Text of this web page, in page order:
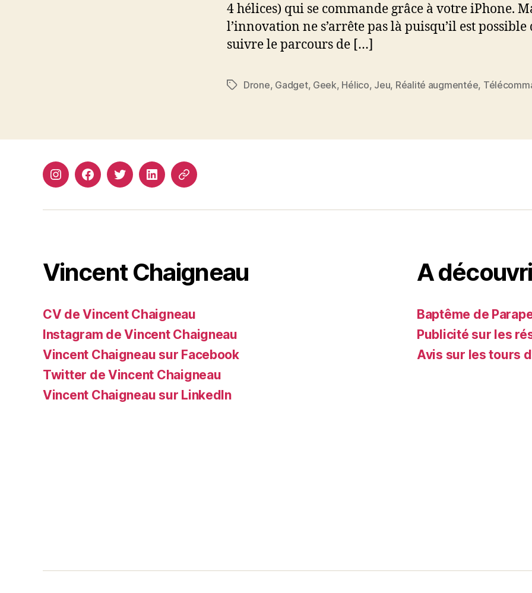
4 hélices) qui se commande grâce à votre iPhone.
l’innovation ne s’arrête pas là puisqu’il est possible
suivre le parcours de […]
Étiquettes
Drone, Gadget, Geek, Hélico, Jeu, Réalité augmentée,
InstagramFacebookTwitterLinkedinSite
Vincent Chaigneau
CV de Vincent Chaigneau
Instagram de Vincent Chaigneau
Vincent Chaigneau sur Facebook
Twitter de Vincent Chaigneau
Vincent Chaigneau sur LinkedIn
A
Baptême de
Publicité sur les
Avis sur les tours